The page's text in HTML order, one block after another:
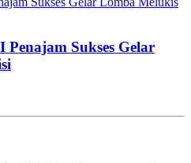
Sukses Gelar